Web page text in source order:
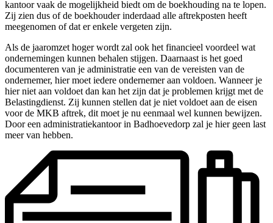
kantoor vaak de mogelijkheid biedt om de boekhouding na te lopen.
Zij zien dus of de boekhouder inderdaad alle aftrekposten heeft
meegenomen of dat er enkele vergeten zijn.
Als de jaaromzet hoger wordt zal ook het financieel voordeel wat
ondernemingen kunnen behalen stijgen. Daarnaast is het goed
documenteren van je administratie een van de vereisten van de
ondernemer, hier moet iedere ondernemer aan voldoen. Wanneer je
hier niet aan voldoet dan kan het zijn dat je problemen krijgt met de
Belastingdienst. Zij kunnen stellen dat je niet voldoet aan de eisen
voor de MKB aftrek, dit moet je nu eenmaal wel kunnen bewijzen.
Door een administratiekantoor in Badhoevedorp zal je hier geen last
meer van hebben.